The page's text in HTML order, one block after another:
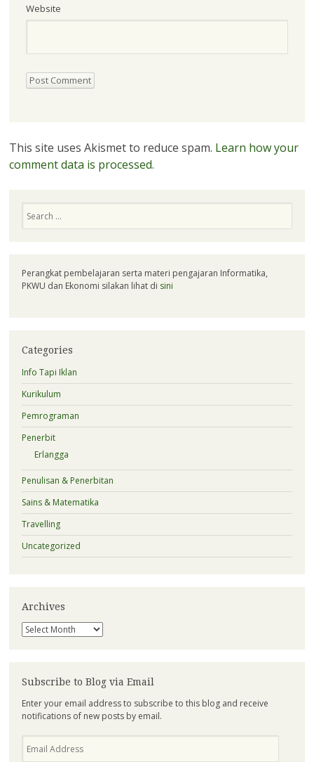
Website
This site uses Akismet to reduce spam. Learn how your
comment data is processed.
Perangkat pembelajaran serta materi pengajaran Informatika,
PKWU dan Ekonomi silakan lihat di sini
Categories
Info Tapi Iklan
Kurikulum
Pemrograman
Penerbit
Erlangga
Penulisan & Penerbitan
Sains & Matematika
Travelling
Uncategorized
Archives
Archives
Subscribe to Blog via Email
Enter your email address to subscribe to this blog and receive
notifications of new posts by email.
Address